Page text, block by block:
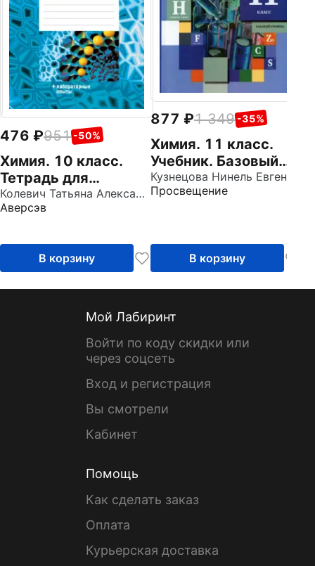
476 951 -50%
Химия. 10 класс.
Тетрадь для
практических работ.
Базовый уровень
Колевич Татьяна Александровна
Аверсэв
В корзину
877 1 349 -35%
Химия. 11 класс.
Учебник. Базовый
уровень. ФГОС
Просвещение
В корзину
Мой Лабиринт
Войти по коду скидки или
через соцсеть
Вход и регистрация
Вы смотрели
Кабинет
Помощь
Как сделать заказ
Оплата
Курьерская доставка